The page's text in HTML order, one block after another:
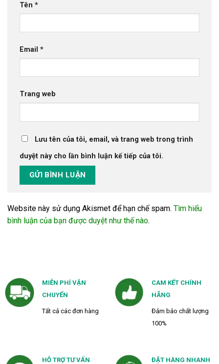
Tên *
Email *
Trang web
Lưu tên của tôi, email, và trang web trong trình
duyệt này cho lần bình luận kế tiếp của tôi.
Website này sử dụng Akismet để hạn chế spam. Tìm hiểu
bình luận của bạn được duyệt như thế nào.
MIỄN PHÍ VẬN
CHUYỂN
Tất cả các đơn hàng
CAM KẾT CHÍNH
HÃNG
Đảm bảo chất lượng
100%
HỖ TRỢ TƯ VẤN ĐẶT HÀNG NHANH